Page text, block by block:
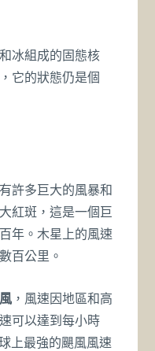
冰組成的固態核
它的狀態仍是個
許多巨大的風暴和
紅斑，這是一個巨
年。木星上的風速
百公里。
，風速因地區和高
可以達到每小時
上最強的颶風風速